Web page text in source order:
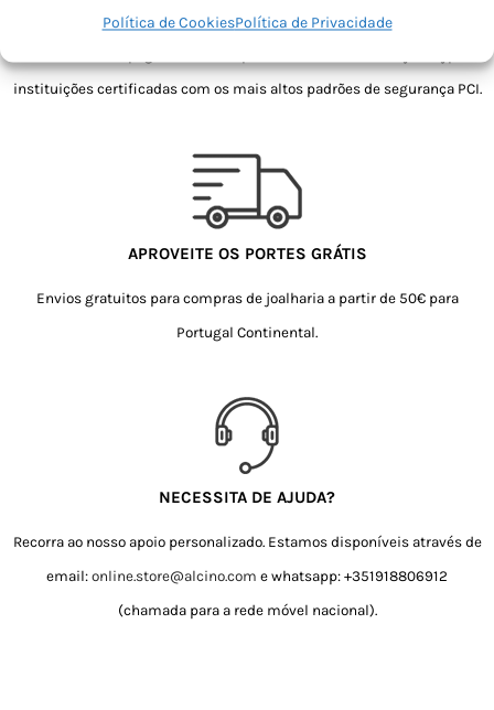
Política de CookiesPolítica de Privacidade
instituições certificadas com os mais altos padrões de segurança PCI.
APROVEITE OS PORTES GRÁTIS
Envios gratuitos para compras de joalharia a partir de 50€ para
Portugal Continental.
NECESSITA DE AJUDA?
Recorra ao nosso apoio personalizado. Estamos disponíveis através de
email: online.store@alcino.com e whatsapp: +351918806912
(chamada para a rede móvel nacional).